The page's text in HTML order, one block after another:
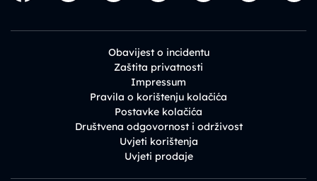
Obavijest o incidentu
Zaštita privatnosti
Impressum
Pravila o korištenju kolačića
Postavke kolačića
Društvena odgovornost i održivost
Uvjeti korištenja
Uvjeti prodaje